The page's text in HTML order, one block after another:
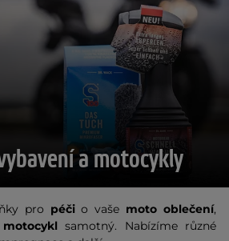
a motocykly
pro péčio vaše moto oblečení,
motocykl samotný. Nabízíme různé